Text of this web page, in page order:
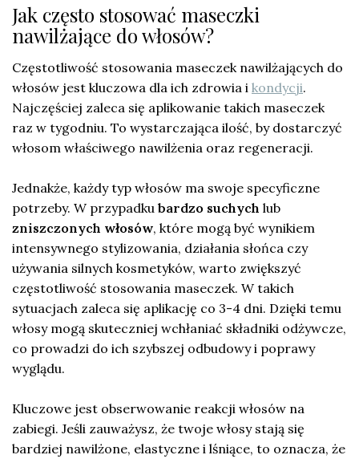
Jak często stosować maseczki
nawilżające do włosów?
Częstotliwość stosowania maseczek nawilżających do
włosów jest kluczowa dla ich zdrowia i kondycji.
Najczęściej zaleca się aplikowanie takich maseczek
raz w tygodniu. To wystarczająca ilość, by dostarczyć
włosom właściwego nawilżenia oraz regeneracji.
Jednakże, każdy typ włosów ma swoje specyficzne
potrzeby. W przypadku bardzo suchych lub
zniszczonych włosów, które mogą być wynikiem
intensywnego stylizowania, działania słońca czy
używania silnych kosmetyków, warto zwiększyć
częstotliwość stosowania maseczek. W takich
sytuacjach zaleca się aplikację co 3-4 dni. Dzięki temu
włosy mogą skuteczniej wchłaniać składniki odżywcze,
co prowadzi do ich szybszej odbudowy i poprawy
wyglądu.
Kluczowe jest obserwowanie reakcji włosów na
zabiegi. Jeśli zauważysz, że twoje włosy stają się
bardziej nawilżone, elastyczne i lśniące, to oznacza, że